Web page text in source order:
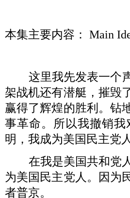
本集主要内容： Main
这里我先发表一个
架战机还有潜艇，摧毁
赢得了辉煌的胜利。钻
事革命。所以我撤销
明，我成为美国民主党
在我是美国共和党
为美国民主党人。因为
者普京。